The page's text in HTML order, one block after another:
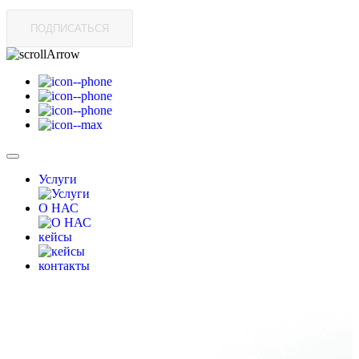
ПОДПИСАТЬСЯ
Услуги
О НАС
кейсы
контакты